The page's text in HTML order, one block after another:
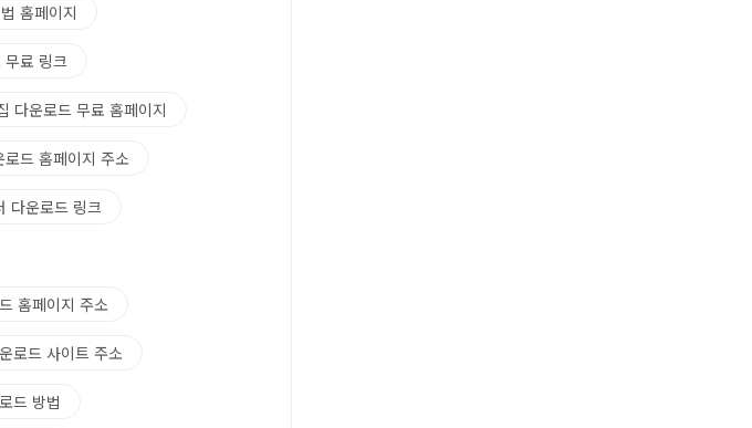
홈페이지
무료 링크
다운로드 무료 홈페이지
드 홈페이지 주소
다운로드 링크
홈페이지 주소
드 사이트 주소
드 방법